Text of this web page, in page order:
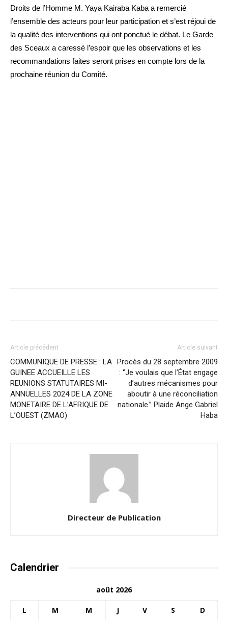
Droits de l’Homme M. Yaya Kairaba Kaba a remercié
l’ensemble des acteurs pour leur participation et s’est réjoui de
la qualité des interventions qui ont ponctué le débat. Le Garde
des Sceaux a caressé l’espoir que les observations et les
recommandations faites seront prises en compte lors de la
prochaine réunion du Comité.
Article précédent
COMMUNIQUE DE PRESSE : LA
GUINEE ACCUEILLE LES
REUNIONS STATUTAIRES MI-
ANNUELLES 2024 DE LA ZONE
MONETAIRE DE L’AFRIQUE DE
L’OUEST (ZMAO)
Article suivant
Procès du 28 septembre 2009
: ‘’Je voulais que l’État engage
d’autres mécanismes pour
aboutir à une réconciliation
nationale.’’ Plaide Ange Gabriel
Haba
Directeur de Publication
Calendrier
août 2026
L M M J V S D